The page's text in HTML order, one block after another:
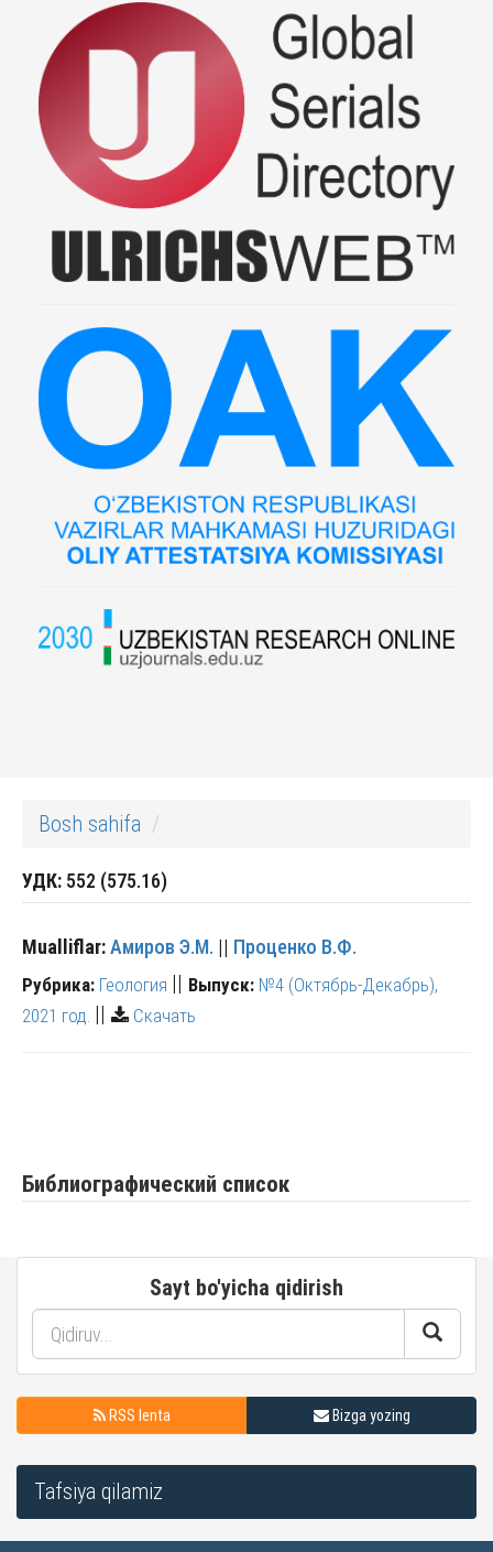
Bosh sahifa
УДК: 552 (575.16)
Mualliflar:Амиров Э.М. || Проценко В.Ф.
Рубрика: Геология || Выпуск: №4 (Октябрь-Декабрь),
2021 год. || Скачать
Библиографический список
Sayt bo'yicha qidirish
RSS lenta Bizga yozing
Tafsiya qilamiz